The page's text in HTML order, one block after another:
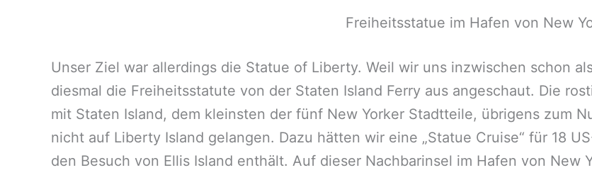
Freiheitsstatue im Hafen von New
Unser Ziel war allerdings die Statue of Liberty. Weil wir uns inzwischen schon
diesmal die Freiheitsstatute von der Staten Island Ferry aus angeschaut. Die
mit Staten Island, dem kleinsten der fünf New Yorker Stadtteile, übrigens zum
nicht auf Liberty Island gelangen. Dazu hätten wir eine „Statue Cruise“ für 18
den Besuch von Ellis Island enthält. Auf dieser Nachbarinsel im Hafen von New